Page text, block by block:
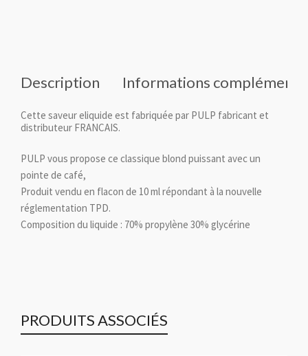
Description Informations
Cette saveur eliquide est fabriquée par PULP fabricant et
distributeur FRANCAIS.
PULP vous propose ce classique blond puissant avec un
pointe de café,
Produit vendu en flacon de 10 ml répondant à la nouvelle
réglementation TPD.
Composition du liquide : 70% propylène 30% glycérine
PRODUITS ASSOCIÉS